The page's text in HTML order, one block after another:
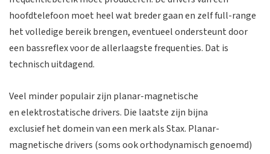
hoofdtelefoon moet heel wat breder gaan en zelf full-range
het volledige bereik brengen, eventueel ondersteunt door
een bassreflex voor de allerlaagste frequenties. Dat is
technisch uitdagend.
Veel minder populair zijn planar-magnetische
en elektrostatische drivers. Die laatste zijn bijna
exclusief het domein van een merk als Stax. Planar-
magnetische drivers (soms ook orthodynamisch genoemd)